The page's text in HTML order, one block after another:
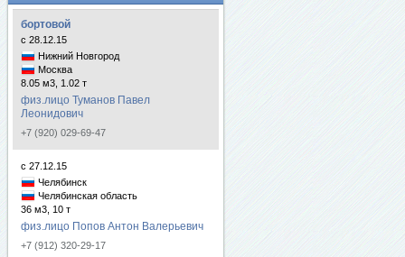
бортовой
с 28.12.15
Нижний Новгород
Москва
8.05 м3, 1.02 т
физ.лицо Туманов Павел
Леонидович
+7 (920) 029-69-47
с 27.12.15
Челябинск
Челябинская область
36 м3, 10 т
физ.лицо Попов Антон Валерьевич
+7 (912) 320-29-17